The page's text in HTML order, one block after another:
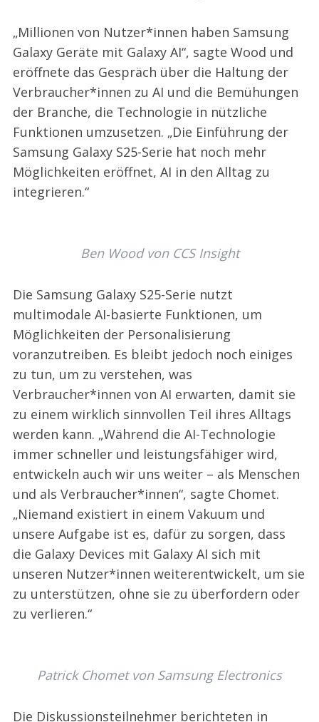
„Millionen von Nutzer*innen haben Samsung
Galaxy Geräte mit Galaxy AI“, sagte Wood und
eröffnete das Gespräch über die Haltung der
Verbraucher*innen zu AI und die Bemühungen
der Branche, die Technologie in nützliche
Funktionen umzusetzen. „Die Einführung der
Samsung Galaxy S25-Serie hat noch mehr
Möglichkeiten eröffnet, AI in den Alltag zu
integrieren.“
Ben Wood von CCS Insight
Die Samsung Galaxy S25-Serie nutzt
multimodale AI-basierte Funktionen, um
Möglichkeiten der Personalisierung
voranzutreiben. Es bleibt jedoch noch einiges
zu tun, um zu verstehen, was
Verbraucher*innen von AI erwarten, damit sie
zu einem wirklich sinnvollen Teil ihres Alltags
werden kann. „Während die AI-Technologie
immer schneller und leistungsfähiger wird,
entwickeln auch wir uns weiter – als Menschen
und als Verbraucher*innen“, sagte Chomet.
„Niemand existiert in einem Vakuum und
unsere Aufgabe ist es, dafür zu sorgen, dass
die Galaxy Devices mit Galaxy AI sich mit
unseren Nutzer*innen weiterentwickelt, um sie
zu unterstützen, ohne sie zu überfordern oder
zu verlieren.“
Patrick Chomet von Samsung Electronics
Die Diskussionsteilnehmer berichteten in